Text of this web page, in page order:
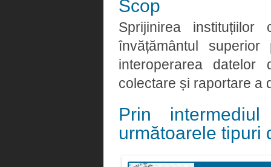
Scop
Sprijinirea
învățământul
interoperarea
colectare și raportare a
Prin
următoarele tipuri